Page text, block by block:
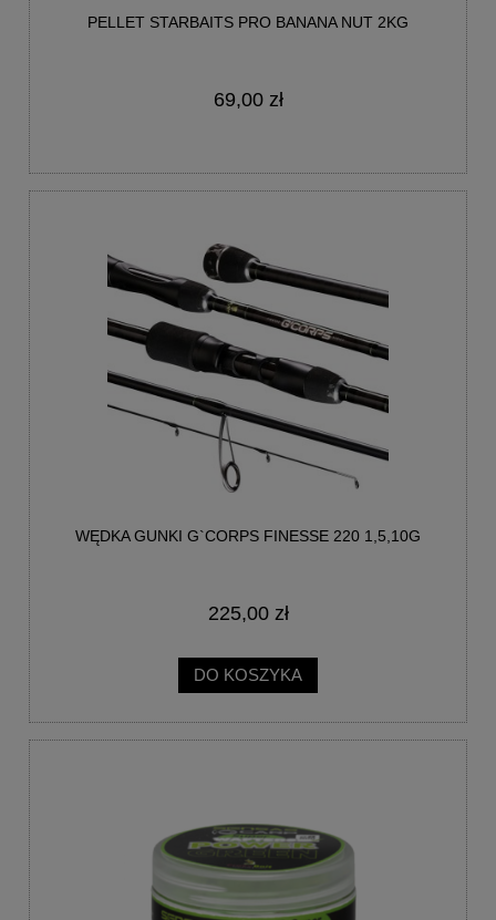
PELLET STARBAITS PRO BANANA NUT 2KG
69,00 zł
WĘDKA GUNKI G`CORPS FINESSE 220 1,5,10G
225,00 zł
DO KOSZYKA